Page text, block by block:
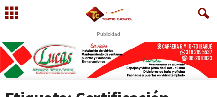
Publicidad
S
WhatsApp +573249605958